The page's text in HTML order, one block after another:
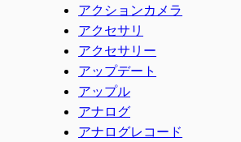
アクションカメラ
アクセサリ
アクセサリー
アップデート
アップル
アナログ
アナログレコード